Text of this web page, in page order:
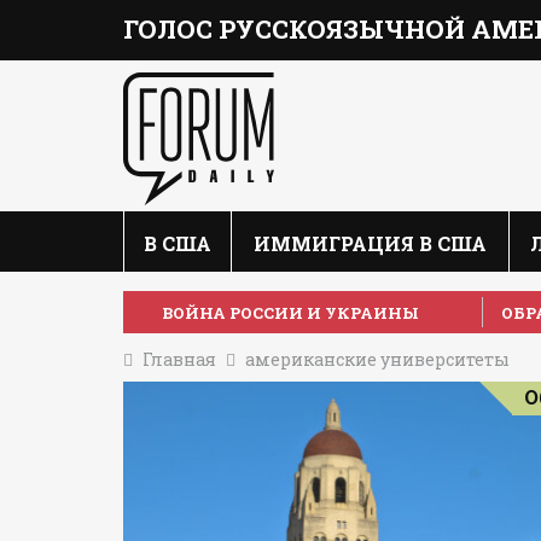
ГОЛОС РУССКОЯЗЫЧНОЙ
В США ИММИГРАЦИЯ В США
ВОЙНА РОССИИ И УКРАИНЫ
Главная американские университеты